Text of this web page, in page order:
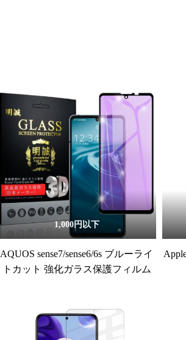
1,000円以下
AQUOS sense7/sense6/6s ブルーライ
トカット 強化ガラス保護フィルム